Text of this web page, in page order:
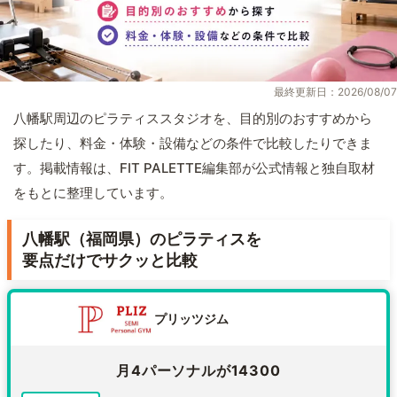
最終更新日：2026/08/07
八幡駅周辺のピラティススタジオを、目的別のおすすめから
探したり、料金・体験・設備などの条件で比較したりできま
す。掲載情報は、FIT PALETTE編集部が公式情報と独自取材
をもとに整理しています。
八幡駅（福岡県）のピラティスを
要点だけでサクッと比較
プリッツジム
月4パーソナルが14300